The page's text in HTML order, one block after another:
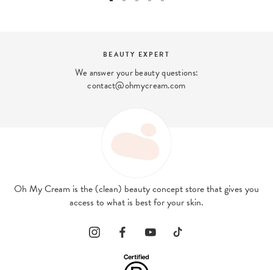
BEAUTY EXPERT
We answer your beauty questions:
contact@ohmycream.com
Oh My Cream is the (clean) beauty concept store that gives you
access to what is best for your skin.